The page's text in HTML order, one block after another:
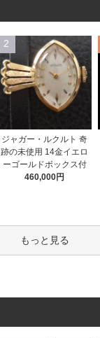
2
ジャガー・ルクルト 奇
跡の未使用 14金イエロ
ーゴールドボックス付
460,000円
もっと見る